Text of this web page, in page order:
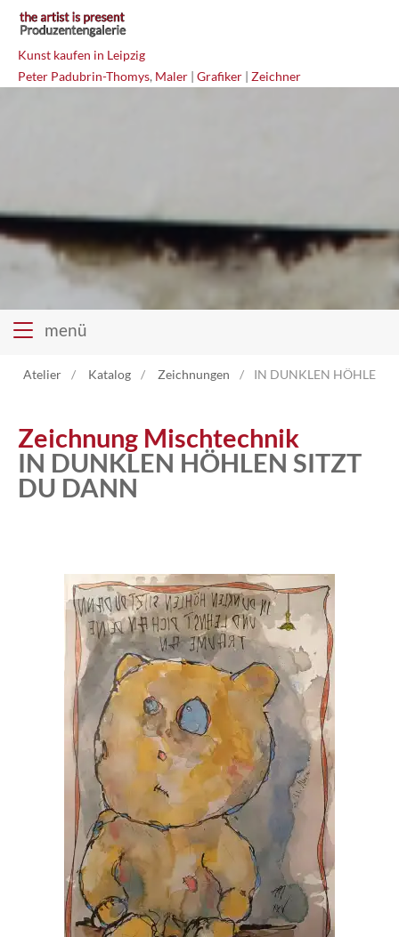
Kunst kaufen in Leipzig
Peter Padubrin-Thomys, Maler | Grafiker | Zeichner
menü
Atelier
Katalog
News
Kontakt
Atelier Katalog Zeichnungen IN DUNKLEN HÖHLEN
Zeichnung Mischtechnik
IN DUNKLEN HÖHLEN SITZT
DU DANN